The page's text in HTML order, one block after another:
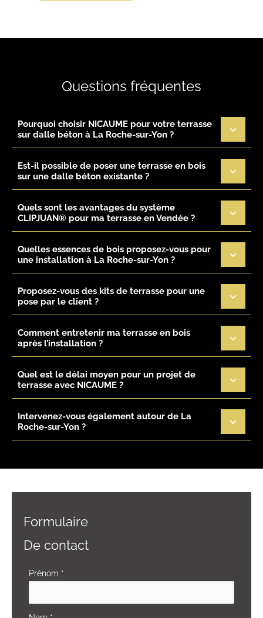
Questions fréquentes
Pourquoi choisir NICAUME pour votre terrasse
sur dalle béton à La Roche-sur-Yon ?
Est-il possible de poser une terrasse en bois
sur une dalle béton existante ?
Quels sont les avantages du système
CLIPJUAN® pour ma terrasse en Vendée ?
Quelles essences de bois proposez-vous pour
une installation à La Roche-sur-Yon ?
Proposez-vous des kits de terrasse pour une
pose par le client ?
Comment entretenir ma terrasse en bois
après l’installation ?
Quel est le délai moyen pour un projet de
terrasse avec NICAUME ?
Intervenez-vous également autour de La
Roche-sur-Yon ?
Formulaire
De contact
Formulaire
avec
Prénom *